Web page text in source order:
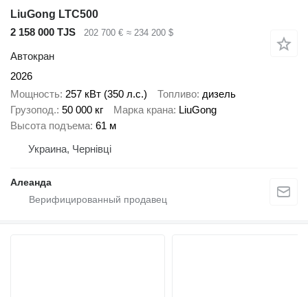
LiuGong LTC500
2 158 000 TJS
202 700 € ≈ 234 200 $
Автокран
2026
Мощность 257 кВт (350 л.с.) Топливо дизель
Грузопод. 50 000 кг Марка крана LiuGong
Высота подъема 61 м
Украина, Чернівці
Алеанда